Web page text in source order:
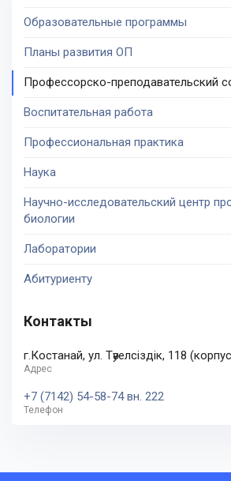
Образовательные программы
Планы развития ОП
Профессорско-преподавательский
Воспитательная работа
Профессиональная практика
Наука
Научно-исследовательский центр
биологии
Лаборатории
Абитуриенту
Контакты
г.Костанай, ул. Тәуелсіздік, 118
Адрес
+7 (7142) 54-58-74 вн. 222
Телефон